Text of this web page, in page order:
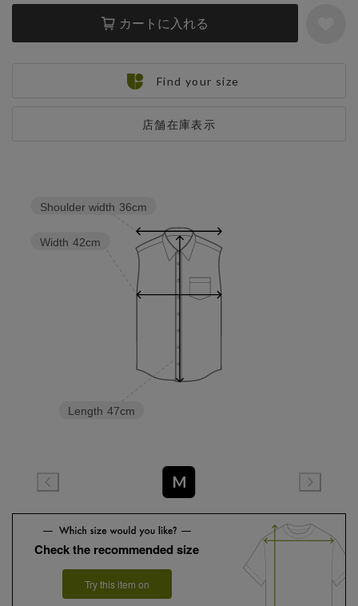
カートに入れる
店舗在庫表示
Find your size
Length 47cm
Width 42cm
Shoulder width 36cm
M
Check the recommended size
Try this item on